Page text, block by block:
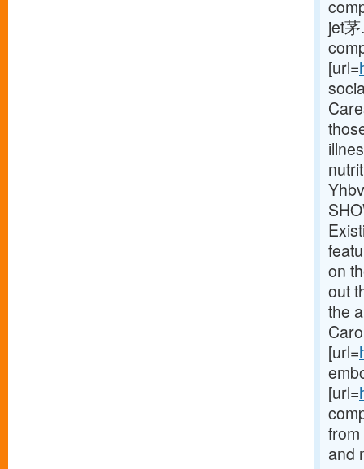
jet
[url=
on
out
the
[url=
[url=
and